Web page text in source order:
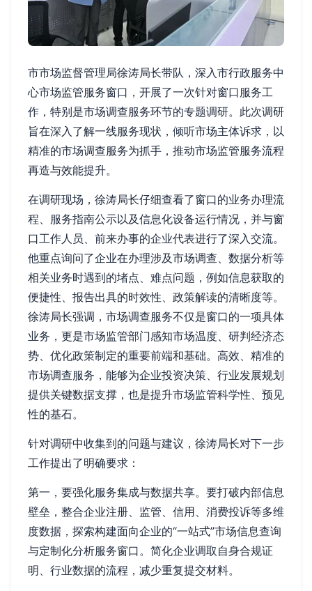
市市场监督管理局徐涛局长带队，深入市行政服务中
心市场监管服务窗口，开展了一次针对窗口服务工
作，特别是市场调查服务环节的专题调研。此次调研
旨在深入了解一线服务现状，倾听市场主体诉求，以
精准的市场调查服务为抓手，推动市场监管服务流程
再造与效能提升。
在调研现场，徐涛局长仔细查看了窗口的业务办理流
程、服务指南公示以及信息化设备运行情况，并与窗
口工作人员、前来办事的企业代表进行了深入交流。
他重点询问了企业在办理涉及市场调查、数据分析等
相关业务时遇到的堵点、难点问题，例如信息获取的
便捷性、报告出具的时效性、政策解读的清晰度等。
徐涛局长强调，市场调查服务不仅是窗口的一项具体
业务，更是市场监管部门感知市场温度、研判经济态
势、优化政策制定的重要前端和基础。高效、精准的
市场调查服务，能够为企业投资决策、行业发展规划
提供关键数据支撑，也是提升市场监管科学性、预见
性的基石。
针对调研中收集到的问题与建议，徐涛局长对下一步
工作提出了明确要求：
第一，要强化服务集成与数据共享。要打破内部信息
壁垒，整合企业注册、监管、信用、消费投诉等多维
度数据，探索构建面向企业的“一站式”市场信息查询
与定制化分析服务窗口。简化企业调取自身合规证
明、行业数据的流程，减少重复提交材料。